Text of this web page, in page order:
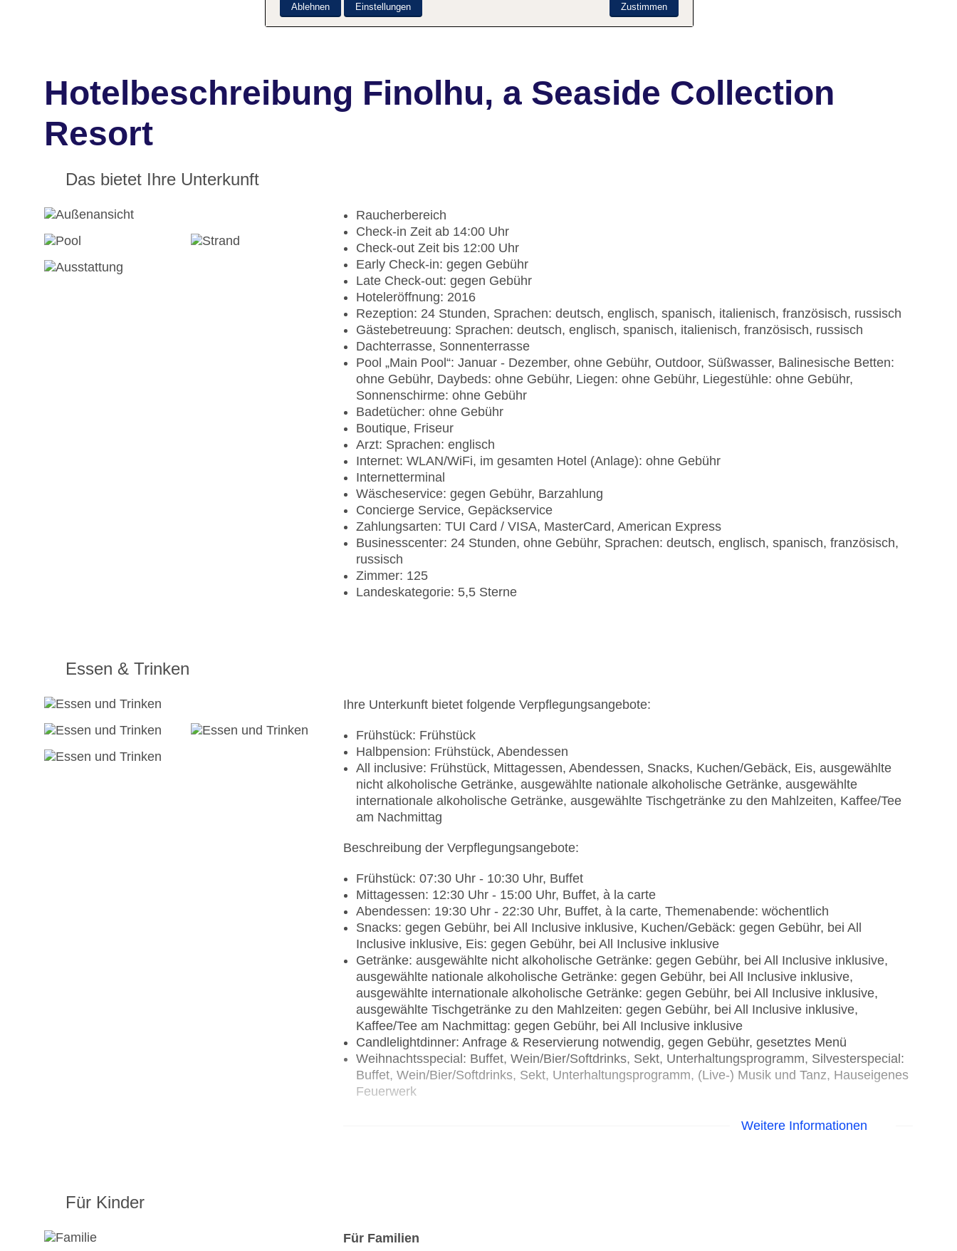
Hotelbeschreibung Finolhu, a Seaside Collection
Resort
Das bietet Ihre Unterkunft
Raucherbereich
Check-in Zeit ab 14:00 Uhr
Check-out Zeit bis 12:00 Uhr
Early Check-in: gegen Gebühr
Late Check-out: gegen Gebühr
Hoteleröffnung: 2016
Rezeption: 24 Stunden, Sprachen: deutsch, englisch, spanisch, italienisch, französisch, russisch
Gästebetreuung: Sprachen: deutsch, englisch, spanisch, italienisch, französisch, russisch
Dachterrasse, Sonnenterrasse
Pool „Main Pool“: Januar - Dezember, ohne Gebühr, Outdoor, Süßwasser, Balinesische Betten:
ohne Gebühr, Daybeds: ohne Gebühr, Liegen: ohne Gebühr, Liegestühle: ohne Gebühr,
Sonnenschirme: ohne Gebühr
Badetücher: ohne Gebühr
Boutique, Friseur
Arzt: Sprachen: englisch
Internet: WLAN/WiFi, im gesamten Hotel (Anlage): ohne Gebühr
Internetterminal
Wäscheservice: gegen Gebühr, Barzahlung
Concierge Service, Gepäckservice
Zahlungsarten: TUI Card / VISA, MasterCard, American Express
Businesscenter: 24 Stunden, ohne Gebühr, Sprachen: deutsch, englisch, spanisch, französisch,
russisch
Zimmer: 125
Landeskategorie: 5,5 Sterne
Essen & Trinken
Ihre Unterkunft bietet folgende Verpflegungsangebote:
Frühstück: Frühstück
Halbpension: Frühstück, Abendessen
All inclusive: Frühstück, Mittagessen, Abendessen, Snacks, Kuchen/Gebäck, Eis, ausgewählte
nicht alkoholische Getränke, ausgewählte nationale alkoholische Getränke, ausgewählte
internationale alkoholische Getränke, ausgewählte Tischgetränke zu den Mahlzeiten, Kaffee/Tee
am Nachmittag
Beschreibung der Verpflegungsangebote:
Frühstück: 07:30 Uhr - 10:30 Uhr, Buffet
Mittagessen: 12:30 Uhr - 15:00 Uhr, Buffet, à la carte
Abendessen: 19:30 Uhr - 22:30 Uhr, Buffet, à la carte, Themenabende: wöchentlich
Snacks: gegen Gebühr, bei All Inclusive inklusive, Kuchen/Gebäck: gegen Gebühr, bei All
Inclusive inklusive, Eis: gegen Gebühr, bei All Inclusive inklusive
Getränke: ausgewählte nicht alkoholische Getränke: gegen Gebühr, bei All Inclusive inklusive,
ausgewählte nationale alkoholische Getränke: gegen Gebühr, bei All Inclusive inklusive,
ausgewählte internationale alkoholische Getränke: gegen Gebühr, bei All Inclusive inklusive,
ausgewählte Tischgetränke zu den Mahlzeiten: gegen Gebühr, bei All Inclusive inklusive,
Kaffee/Tee am Nachmittag: gegen Gebühr, bei All Inclusive inklusive
Candlelightdinner: Anfrage & Reservierung notwendig, gegen Gebühr, gesetztes Menü
Weihnachtsspecial: Buffet, Wein/Bier/Softdrinks, Sekt, Unterhaltungsprogramm, Silvesterspecial:
Buffet, Wein/Bier/Softdrinks, Sekt, Unterhaltungsprogramm, (Live-) Musik und Tanz, Hauseigenes
Feuerwerk
lactosefreie Gerichte: ohne Gebühr, bei All Inclusive inklusive, Anfrage & Reservierung notwendig,
Weitere Informationen
Für Kinder
Für Familien
Zustimmen
Ablehnen Einstellungen